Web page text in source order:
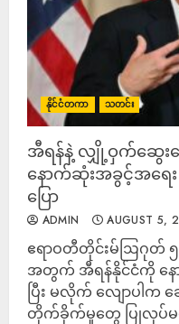
နိုင်ငံတကာ သတင်း
အီရန်နဲ့ လျှို့ဝှက်ဆွေးနွ
နောက်ဆုံးအခွင့်အရေ
ပြော
ADMIN AUGUST 5,
ဧရာဝတီတိုင်းမ်ဩဂုတ်
အတွက် အီရန်နိုင်ငံကို နေ
ပြီး မလိုက် လျောပါက
တိုက်ခိုက်မှုတွေ ပြုလုပ်